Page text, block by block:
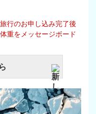
行のお申し込み完了後
重をメッセージボード